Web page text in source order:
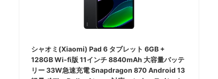
シャオミ(Xiaomi) Pad 6 タブレット 6GB +
128GB Wi-fi版 11インチ 8840mAh 大容量バッテ
リー 33W急速充電 Snapdragon 870 Android 13